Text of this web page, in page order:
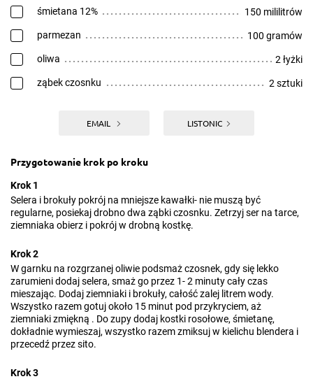
śmietana 12% 150 mililitrów
parmezan 100 gramów
oliwa 2 łyżki
ząbek czosnku 2 sztuki
EMAIL LISTONIC
Przygotowanie krok po kroku
Krok 1
Selera i brokuły pokrój na mniejsze kawałki- nie muszą być
regularne, posiekaj drobno dwa ząbki czosnku. Zetrzyj ser na tarce,
ziemniaka obierz i pokrój w drobną kostkę.
Krok 2
W garnku na rozgrzanej oliwie podsmaż czosnek, gdy się lekko
zarumieni dodaj selera, smaż go przez 1- 2 minuty cały czas
mieszając. Dodaj ziemniaki i brokuły, całość zalej litrem wody.
Wszystko razem gotuj około 15 minut pod przykryciem, aż
ziemniaki zmiękną . Do zupy dodaj kostki rosołowe, śmietanę,
dokładnie wymieszaj, wszystko razem zmiksuj w kielichu blendera i
przecedź przez sito.
Krok 3